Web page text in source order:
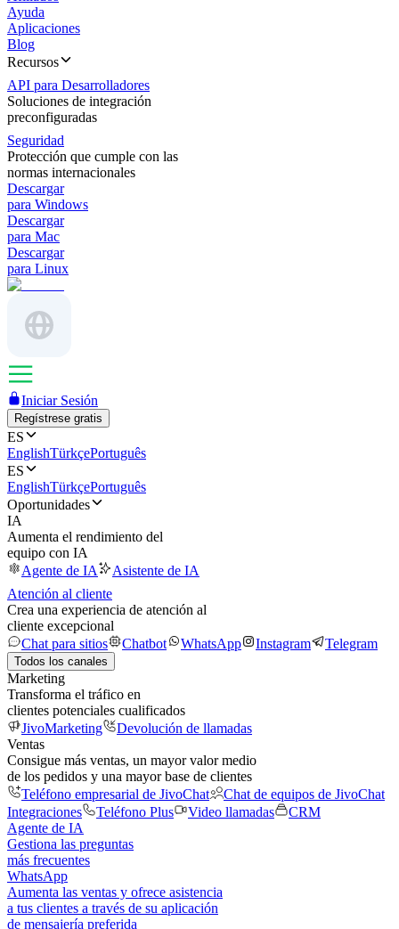
Ayuda
Aplicaciones
Blog
Recursos
API para Desarrolladores
Soluciones de integración
preconfiguradas
Seguridad
Protección que cumple con las
normas internacionales
Descargar
para Windows
Descargar
para Mac
Descargar
para Linux
Iniciar Sesión
Regístrese gratis
ES
EnglishTürkçePortuguês
ES
EnglishTürkçePortuguês
Oportunidades
IA
Aumenta el rendimiento del
equipo con IA
Agente de IA
Asistente de IA
Atención al cliente
Crea una experiencia de atención al
cliente excepcional
Chat para sitios
Chatbot WhatsApp Instagram Telegram
Todos los canales
Marketing
Transforma el tráfico en
clientes potenciales cualificados
JivoMarketing
Devolución de llamadas
Ventas
Consigue más ventas, un mayor valor medio
de los pedidos y una mayor base de clientes
Teléfono empresarial de JivoChat
Chat de equipos de JivoChat
Integraciones
Teléfono Plus Video llamadas
CRM
Agente de IA
Gestiona las preguntas
más frecuentes
WhatsApp
Aumenta las ventas y ofrece asistencia
a tus clientes a través de su aplicación
de mensajería preferida